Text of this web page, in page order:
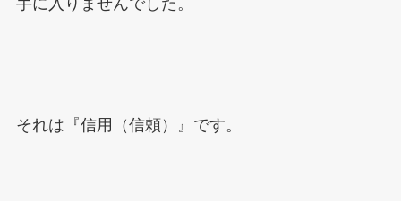
手に入りませんでした。
それは『信用（信頼）』です。